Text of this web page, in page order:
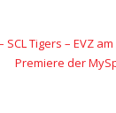
Tigers – EVZ
Premiere der